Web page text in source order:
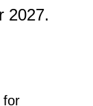
2027.
for